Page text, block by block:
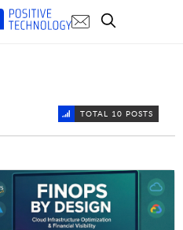
TOTAL 10 POSTS